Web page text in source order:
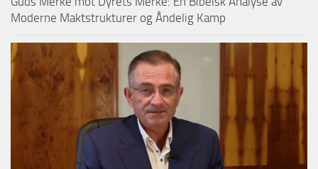
Moderne Maktstrukturer og Åndelig Kamp